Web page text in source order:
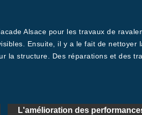
Alsace pour les travaux de
Ensuite, il y a le fait de nettoyer
la structure. Des réparations et des
L'amélioration des